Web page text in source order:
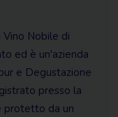
Nobile di
ed è un'azienda
e Degustazione
presso la
protetto da un